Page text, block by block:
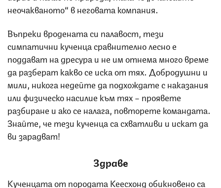
неочакваното“ в неговата компания.
Въпреки вродената си палавост, тези
симпатични кученца сравнително лесно е
поддават на дресура и не им отнема много време
да разберат какво се иска от тях. Добродушни и
мили, никога недейте да подхождате с наказания
или физическо насилие към тях – проявете
разбиране и ако се налага, повторете командата.
Знайте, че тези кученца са схватливи и искат да
ви зарадват!
Здраве
Кученцата от породата Кеесхонд обикновено са